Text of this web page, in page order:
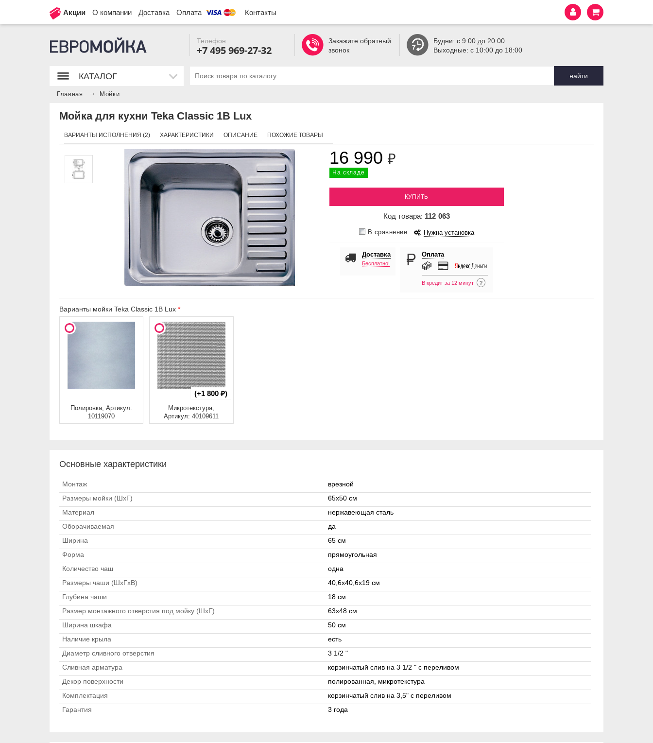
Акции О компании Доставка Оплата Контакты
Телефон
+7 495 969-27-32
Закажите обратный
звонок
Будни: с 9:00 до 20:00
Выходные: с 10:00 до 18:00
найти
КАТАЛОГ
Главная Мойки
Мойка для кухни Teka Classic 1B Lux
ВАРИАНТЫ ИСПОЛНЕНИЯ (2) ХАРАКТЕРИСТИКИ ОПИСАНИЕ ПОХОЖИЕ ТОВАРЫ
16 990 ₽
На складе
КУПИТЬ
Код товара: 112 063
В сравнение Нужна установка
Доставка
Бесплатно!
Оплата
В кредит за 12 минут ?
Варианты мойки Teka Classic 1B Lux
Полировка, Артикул:
10119070
Микротекстура,
Артикул: 40109611
(+1 800 ₽)
Основные характеристики
Монтаж
врезной
Размеры мойки (ШхГ)
65х50 см
Материал
нержавеющая сталь
Оборачиваемая
да
Ширина
65 см
Форма
прямоугольная
Количество чаш
одна
Размеры чаши (ШхГхВ)
40,6х40,6х19 см
Глубина чаши
18 см
Размер монтажного отверстия под мойку (ШхГ)
63x48 см
Ширина шкафа
50 см
Наличие крыла
есть
Диаметр сливного отверстия
3 1/2 "
Сливная арматура
корзинчатый слив на 3 1/2 " с переливом
Декор поверхности
полированная, микротекстура
Комплектация
корзинчатый слив на 3,5" с переливом
Гарантия
3 года